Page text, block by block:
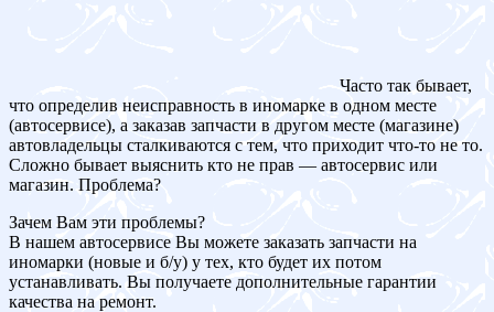
Часто так бывает,
что определив неисправность в иномарке в одном месте
(автосервисе), а заказав запчасти в другом месте (магазине)
автовладельцы сталкиваются с тем, что приходит что-то не то.
Сложно бывает выяснить кто не прав — автосервис или
магазин. Проблема?
Зачем Вам эти проблемы?
В нашем автосервисе Вы можете заказать запчасти на
иномарки (новые и б/у) у тех, кто будет их потом
устанавливать. Вы получаете дополнительные гарантии
качества на ремонт.